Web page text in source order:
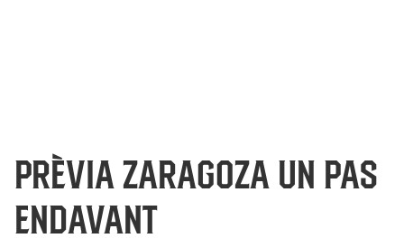
PRÈVIA ZARAGOZA Un pas
endavant